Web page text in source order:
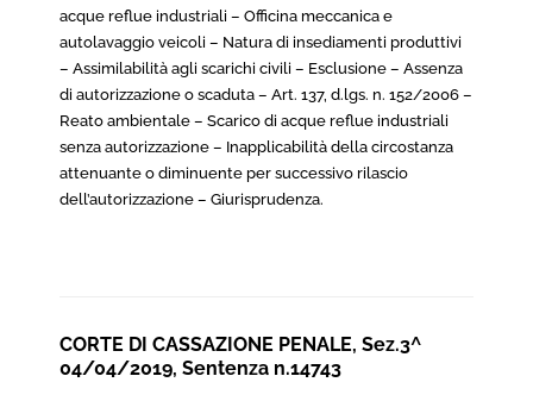
acque reflue industriali – Officina meccanica e
autolavaggio veicoli – Natura di insediamenti produttivi
– Assimilabilità agli scarichi civili – Esclusione – Assenza
di autorizzazione o scaduta – Art. 137, d.lgs. n. 152/2006 –
Reato ambientale – Scarico di acque reflue industriali
senza autorizzazione – Inapplicabilità della circostanza
attenuante o diminuente per successivo rilascio
dell’autorizzazione – Giurisprudenza.
CORTE DI CASSAZIONE PENALE, Sez.3^
04/04/2019, Sentenza n.14743